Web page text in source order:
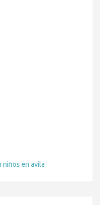
niños en avila